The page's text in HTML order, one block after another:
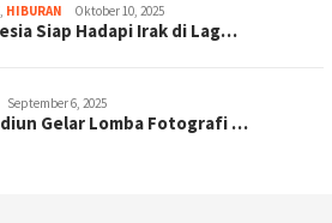
HIBURAN Oktober 10, 2025
Siap Hadapi Irak di Lag…
September 6, 2025
Gelar Lomba Fotografi …